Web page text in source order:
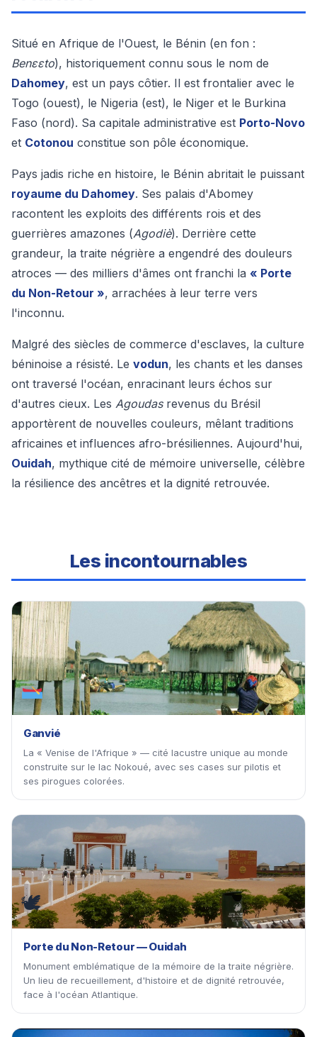
Situé en Afrique de l'Ouest, le Bénin (en fon :
Benɛɛto), historiquement connu sous le nom de
Dahomey, est un pays côtier. Il est frontalier avec le
Togo (ouest), le Nigeria (est), le Niger et le Burkina
Faso (nord). Sa capitale administrative est Porto-Novo
et Cotonou constitue son pôle économique.
Pays jadis riche en histoire, le Bénin abritait le puissant
royaume du Dahomey. Ses palais d'Abomey
racontent les exploits des différents rois et des
guerrières amazones (Agodiè). Derrière cette
grandeur, la traite négrière a engendré des douleurs
atroces — des milliers d'âmes ont franchi la « Porte
du Non-Retour », arrachées à leur terre vers
l'inconnu.
Malgré des siècles de commerce d'esclaves, la culture
béninoise a résisté. Le vodun, les chants et les danses
ont traversé l'océan, enracinant leurs échos sur
d'autres cieux. Les Agoudasrevenus du Brésil
apportèrent de nouvelles couleurs, mêlant traditions
africaines et influences afro-brésiliennes. Aujourd'hui,
Ouidah, mythique cité de mémoire universelle, célèbre
la résilience des ancêtres et la dignité retrouvée.
Les incontournables
Ganvié
La « Venise de l'Afrique » — cité lacustre unique au monde
construite sur le lac Nokoué, avec ses cases sur pilotis et
ses pirogues colorées.
🕊
Porte du Non-Retour — Ouidah
Monument emblématique de la mémoire de la traite négrière.
Un lieu de recueillement, d'histoire et de dignité retrouvée,
face à l'océan Atlantique.